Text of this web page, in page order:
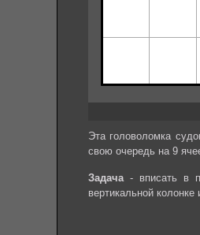
Эта головоломка
свою очередь на 9
Задача- вписать в
вертикальной